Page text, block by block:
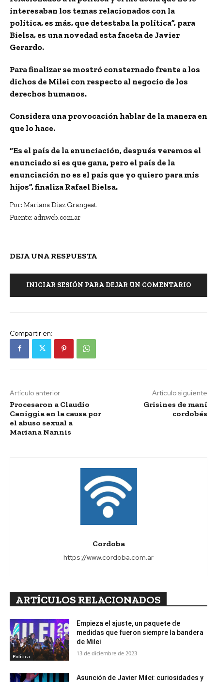
interesaban los temas relacionados con la
política, es más, que detestaba la política”, para
Bielsa, es una novedad esta faceta de Javier
Gerardo.
Para finalizar se mostró consternado frente a los
dichos de Milei con respecto al negocio de los
derechos humanos.
Considera una provocación hablar de la manera en
que lo hace.
“Es el país de la enunciación, después veremos el
enunciado si es que gana, pero el país de la
enunciación no es el país que yo quiero para mis
hijos”, finaliza Rafael Bielsa.
Por: Mariana Diaz Grangeat
Fuente: adnweb.com.ar
DEJA UNA RESPUESTA
INICIAR SESIÓN PARA DEJAR UN COMENTARIO
Compartir en:
Artículo anterior
Procesaron a Claudio
Caniggia en la causa por
el abuso sexual a
Mariana Nannis
Artículo siguiente
Grisines de maní
cordobés
Cordoba
https://www.cordoba.com.ar
ARTÍCULOS RELACIONADOS
Política
Empieza el ajuste, un paquete de
medidas que fueron siempre la bandera
de Milei
13 de diciembre de 2023
Asunción de Javier Milei: curiosidades y